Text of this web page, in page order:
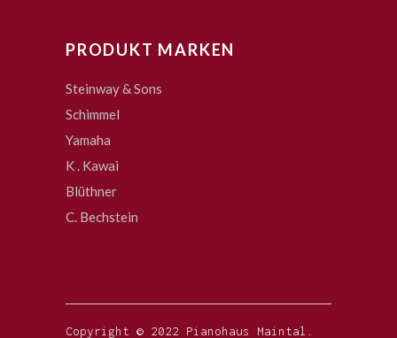
PRODUKT MARKEN
Steinway & Sons
Schimmel
Yamaha
K . Kawai
Blüthner
C. Bechstein
Copyright © 2022 Pianohaus Maintal.